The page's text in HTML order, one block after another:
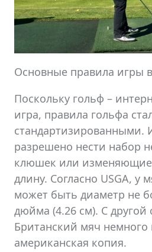
Основные правила игры
Поскольку гольф –
игра, правила гольфа
стандартизированными.
разрешено нести набор
клюшек или
длину. Согласно USGA, у
может быть диаметр не
дюйма (4.26 см). С другой
Британский мяч
американская копия.